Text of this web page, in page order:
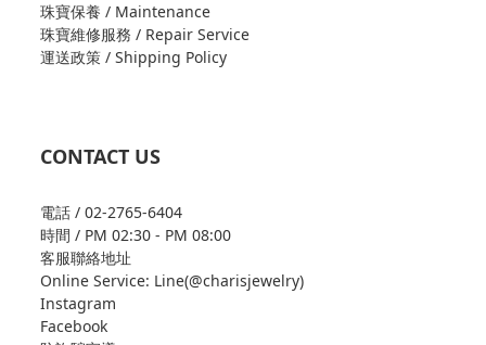
珠寶保養 / Maintenance
珠寶維修服務 / Repair Service
運送政策 / Shipping Policy
CONTACT US
電話 / 02-2765-6404
時間 / PM 02:30 - PM 08:00
客服聯絡地址
Online Service: Line(@charisjewelry)
Instagram
Facebook